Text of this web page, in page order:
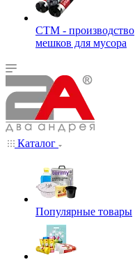
СТМ - производство
мешков для мусора
Каталог
Популярные товары